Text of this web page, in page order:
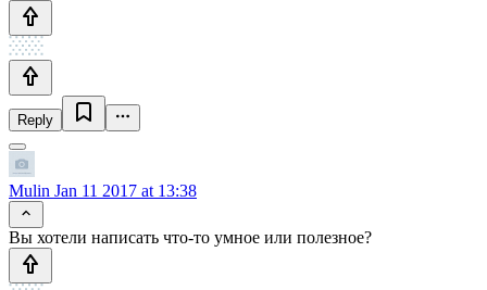
Reply
Mulin Jan 11 2017 at 13:38
Вы хотели написать что-то умное или полезное?